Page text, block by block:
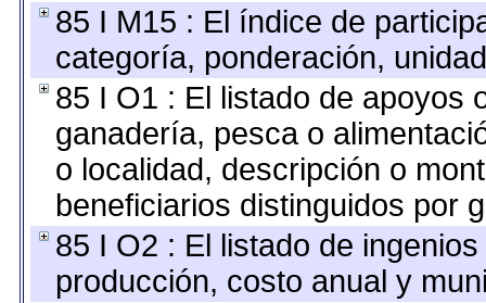
85 I M15 : El índice de
categoría, ponderación,
85 I O1 : El listado de apoyos
ganadería, pesca o
o localidad, descripción o
beneficiarios distinguidos por
85 I O2 : El listado de
producción, costo anual y